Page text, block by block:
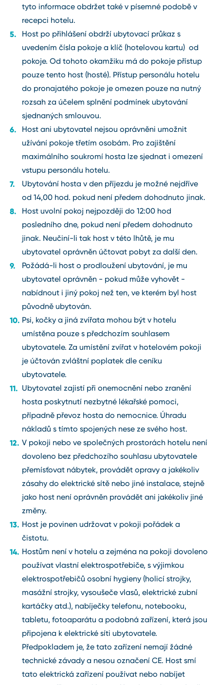
tyto informace obdržet také v písemné podobě v
recepci hotelu.
Host po přihlášení obdrží ubytovací průkaz s
uvedením čísla pokoje a klíč (hotelovou kartu) od
pokoje. Od tohoto okamžiku má do pokoje přístup
pouze tento host (hosté). Přístup personálu hotelu
do pronajatého pokoje je omezen pouze na nutný
rozsah za účelem splnění podmínek ubytování
sjednaných smlouvou.
Host ani ubytovatel nejsou oprávněni umožnit
užívání pokoje třetím osobám. Pro zajištění
maximálního soukromí hosta lze sjednat i omezení
vstupu personálu hotelu.
Ubytování hosta v den příjezdu je možné nejdříve
od 14,00 hod. pokud není předem dohodnuto jinak.
Host uvolní pokoj nejpozději do 12:00 hod
posledního dne, pokud není předem dohodnuto
jinak. Neučiní-li tak host v této lhůtě, je mu
ubytovatel oprávněn účtovat pobyt za další den.
Požádá-li host o prodloužení ubytování, je mu
ubytovatel oprávněn - pokud může vyhovět -
nabídnout i jiný pokoj než ten, ve kterém byl host
původně ubytován.
Psi, kočky a jiná zvířata mohou být v hotelu
umístěna pouze s předchozím souhlasem
ubytovatele. Za umístění zvířat v hotelovém pokoji
je účtován zvláštní poplatek dle ceníku
ubytovatele.
Ubytovatel zajistí při onemocnění nebo zranění
hosta poskytnutí nezbytné lékařské pomoci,
případně převoz hosta do nemocnice. Úhradu
nákladů s tímto spojených nese ze svého host.
V pokoji nebo ve společných prostorách hotelu není
dovoleno bez předchozího souhlasu ubytovatele
přemísťovat nábytek, provádět opravy a jakékoliv
zásahy do elektrické sítě nebo jiné instalace, stejně
jako host není oprávněn provádět ani jakékoliv jiné
změny.
Host je povinen udržovat v pokoji pořádek a
čistotu.
Hostům není v hotelu a zejména na pokoji dovoleno
používat vlastní elektrospotřebiče, s výjimkou
elektrospotřebičů osobní hygieny (holicí strojky,
masážní strojky, vysoušeče vlasů, elektrické zubní
kartáčky atd.), nabíječky telefonu, notebooku,
tabletu, fotoaparátu a podobná zařízení, která jsou
připojena k elektrické síti ubytovatele.
Předpokladem je, že tato zařízení nemají žádné
technické závady a nesou označení CE. Host smí
tato elektrická zařízení používat nebo nabíjet